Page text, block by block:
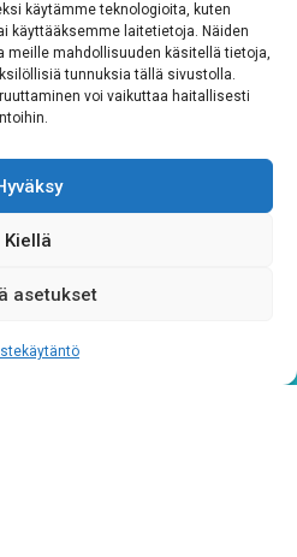
käytämme teknologioita, kuten
käyttääksemme laitetietoja. Näiden
meille mahdollisuuden käsitellä tietoja,
tunnuksia tällä sivustolla.
voi vaikuttaa haitallisesti
Kiellä
asetukset
tämän linkin kautta!